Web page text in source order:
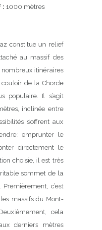
: 1000 mètres
constitue un relief
au massif des
nombreux itinéraires
de la Chorde
populaire. Il s’agit
inclinée entre
s’offrent aux
emprunter le
directement le
choisie, il est très
sommet de la
c’est
massifs du Mont-
cela
derniers mètres